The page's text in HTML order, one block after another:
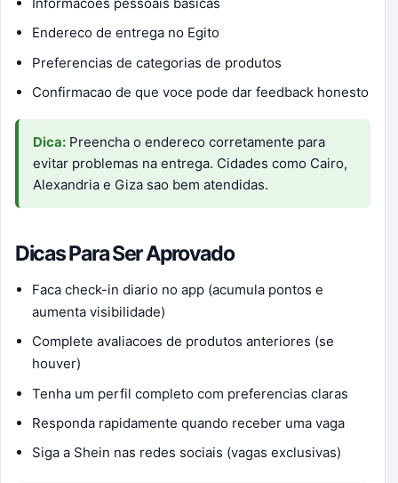
Endereco de entrega no Egito
Preferencias de categorias de produtos
Confirmacao de que voce pode dar feedback honesto
Dica: Preencha o endereco corretamente para
evitar problemas na entrega. Cidades como Cairo,
Alexandria e Giza sao bem atendidas.
Dicas Para Ser Aprovado
Faca check-in diario no app (acumula pontos e
aumenta visibilidade)
Complete avaliacoes de produtos anteriores (se
houver)
Tenha um perfil completo com preferencias claras
Responda rapidamente quando receber uma vaga
Siga a Shein nas redes sociais (vagas exclusivas)